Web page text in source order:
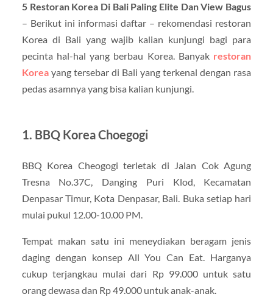
5 Restoran Korea Di Bali Paling Elite Dan View Bagus
– Berikut ini informasi daftar – rekomendasi restoran
Korea di Bali yang wajib kalian kunjungi bagi para
pecinta hal-hal yang berbau Korea. Banyak restoran
Koreayang tersebar di Bali yang terkenal dengan rasa
pedas asamnya yang bisa kalian kunjungi.
1. BBQ Korea Choegogi
BBQ Korea Cheogogi terletak di Jalan Cok Agung
Tresna No.37C, Danging Puri Klod, Kecamatan
Denpasar Timur, Kota Denpasar, Bali. Buka setiap hari
mulai pukul 12.00-10.00 PM.
Tempat makan satu ini meneydiakan beragam jenis
daging dengan konsep All You Can Eat. Harganya
cukup terjangkau mulai dari Rp 99.000 untuk satu
orang dewasa dan Rp 49.000 untuk anak-anak.